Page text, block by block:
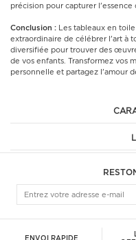
précision pour capturer
Conclusion : Les tableaux en
extraordinaire de célébrer l'art à
diversifiée pour trouver des
de vos enfants. Transformez vos
personnelle et partagez l'amour
ENVOI RAPIDE